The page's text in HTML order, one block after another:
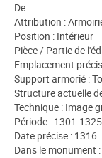
De…
Attribution :
Position : Intérieur
Pièce / Partie de
Emplacement
Support armorié :
Structure actuelle
Technique : Image
Période : 1301-1325
Date précise : 1316
Dans le monument :